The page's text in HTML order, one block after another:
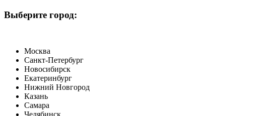
Выберите город:
Москва
Санкт-Петербург
Новосибирск
Екатеринбург
Нижний Новгород
Казань
Самара